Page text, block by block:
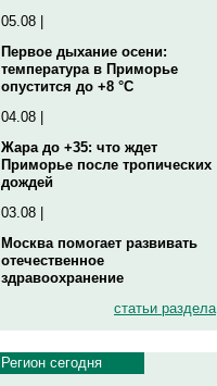
05.08 |
Первое дыхание осени:
температура в Приморье
опустится до +8 °C
04.08 |
Жара до +35: что ждет
Приморье после тропических
дождей
03.08 |
Москва помогает развивать
отечественное
здравоохранение
статьи раздела
Регион сегодня